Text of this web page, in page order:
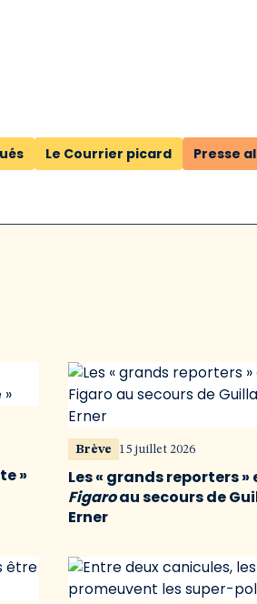
Le Courrier picard Presse
»
Brève 15 juillet 2026
Les « grands reporters »
Figaroau secours de
Erner